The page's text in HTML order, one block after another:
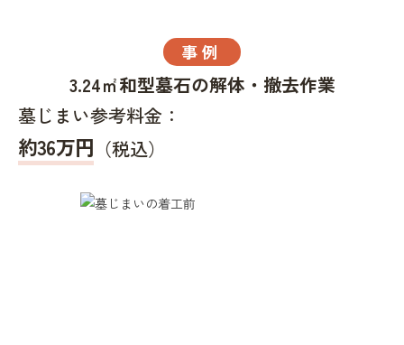
事例
3.24㎡和型墓石の解体・撤去作業
墓じまい参考料金：
約36万円 （税込）